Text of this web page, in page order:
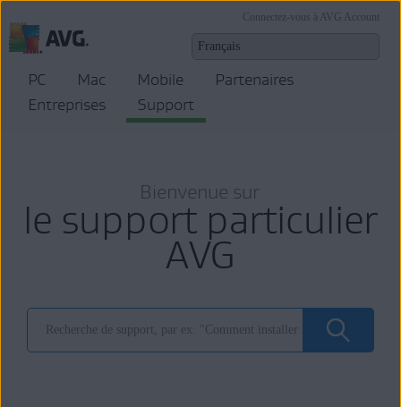
Connectez-vous à AVG Account
PC Mac Mobile
Partenaires
Entreprises
Support
Bienvenue sur
le support particulier
AVG